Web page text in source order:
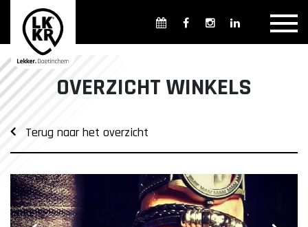
Overzicht winkels
Openingsdagen en -tijden
Weekmarkten
Overzicht Cultuur & Musea
OVERZICHT WINKELS
Terug naar het overzicht